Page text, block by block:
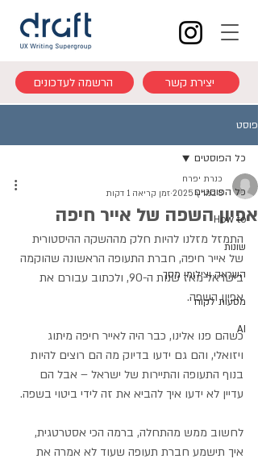
הרשמה לעדכונים יצירת קשר
פוסט
כל הפוסטים
How to
שונות
השראה וצילומי מסך
מסעות לקוח
AI
כל הפוסטים
אפיון השפה של אייר חיפה
כנרת יפרח
8 במרץ 2025
זמן קריאה 1 דקות
התמזל מזלנו להיות חלק מההשקה ההיסטורית
של אייר חיפה, חברת התעופה הראשונה שהוקמה
בישראל מאז שנות ה-90, ולכתוב עבורם את
אפיון השפה.
כשהם פנו אלינו, כבר היה לאייר חיפה מיתוג
ויזואלי, והם גם ידעו בדיוק מה הם רוצים להיות
בנוף התעופה והתיירות של ישראל – אבל הם
עדיין לא ידעו איך להביא את זה לידי ביטוי בשפה.
לחשוב ממש מהתחלה, ברמה הכי אסטרטגית,
איך תישמע חברת תעופה שעוד לא אמרה את